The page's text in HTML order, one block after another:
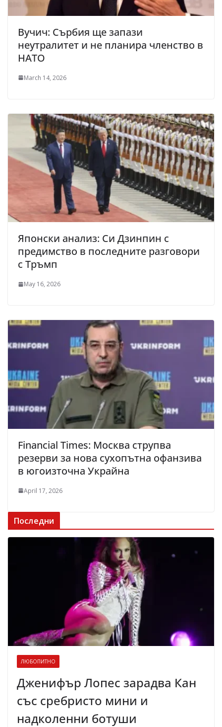
Вучич: Сърбия ще запази
неутралитет и не планира членство в
НАТО
March 14, 2026
Японски анализ: Си Дзинпин с
предимство в последните разговори
с Тръмп
May 16, 2026
Financial Times: Москва струпва
резерви за нова сухопътна офанзива
в югоизточна Украйна
April 17, 2026
Последни
ЛЮБОПИТНО
Дженифър Лопес зарадва Кан
със сребристо мини и
надколенни ботуши